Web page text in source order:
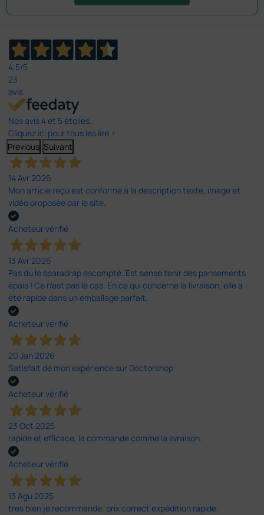
4,5/5
23
avis
Nos avis 4 et 5 étoiles.
Cliquez ici pour tous les lire >
Previous Suivant
14 Avr 2026
Mon article reçu est conforme à la description texte, image et
vidéo proposée par le site.
Acheteur vérifié
13 Avr 2026
Pas du le sparadrap escompté. Est sensé tenir des pansements
épais ! Ce n'est pas le cas. En ce qui concerne la livraison, elle a
été rapide dans un emballage parfait.
Acheteur vérifié
20 Jan 2026
Satisfait de mon expérience sur Doctorshop
Acheteur vérifié
23 Oct 2025
rapide et efficace, la commande comme la livraison.
Acheteur vérifié
13 Agu 2025
tres bien je recommande. prix correct expédition rapide.